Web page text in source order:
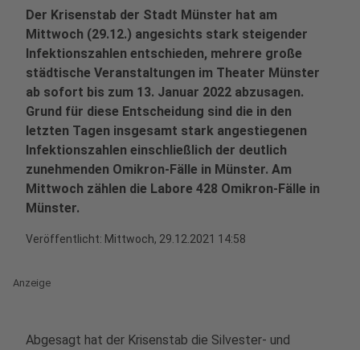
Der Krisenstab der Stadt Münster hat am
Mittwoch (29.12.) angesichts stark steigender
Infektionszahlen entschieden, mehrere große
städtische Veranstaltungen im Theater Münster
ab sofort bis zum 13. Januar 2022 abzusagen.
Grund für diese Entscheidung sind die in den
letzten Tagen insgesamt stark angestiegenen
Infektionszahlen einschließlich der deutlich
zunehmenden Omikron-Fälle in Münster. Am
Mittwoch zählen die Labore 428 Omikron-Fälle in
Münster.
Veröffentlicht: Mittwoch, 29.12.2021 14:58
Anzeige
Abgesagt hat der Krisenstab die Silvester- und